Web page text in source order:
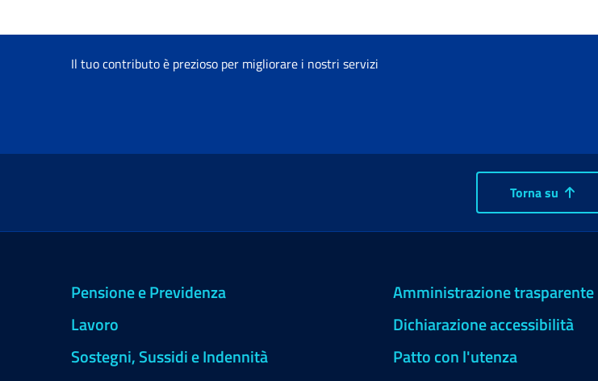
Il tuo contributo è prezioso per migliorare i nostri servizi
Torna su
Pensione e Previdenza
Lavoro
Sostegni, Sussidi e Indennità
Amministrazione trasparente
Dichiarazione accessibilità
Patto con l'utenza